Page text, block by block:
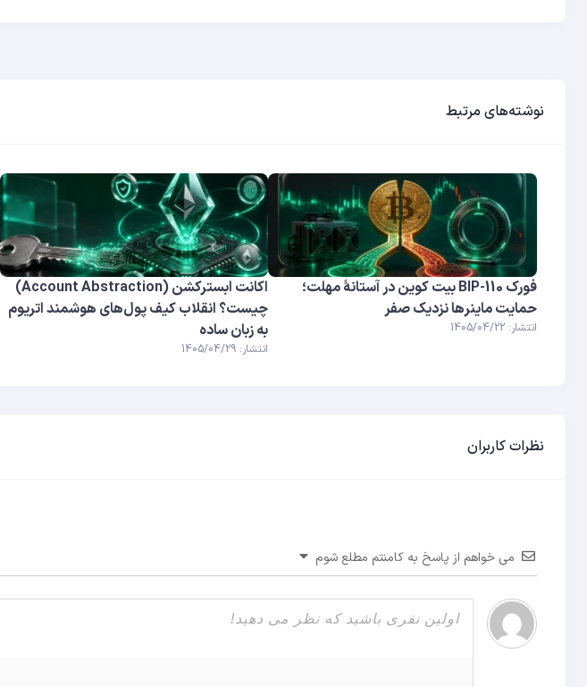
نوشته‌های مرتبط
فورک BIP-110 بیت کوین در آستانهٔ مهلت؛
حمایت ماینرها نزدیک صفر
انتشار: 1405/04/22
اکانت ابسترکشن (Account Abstraction)
چیست؟ انقلاب کیف پول‌های هوشمند اتریوم
به زبان ساده
انتشار: 1405/04/29
نظرات کاربران
می خواهم از پاسخ به کامنتم مطلع شوم